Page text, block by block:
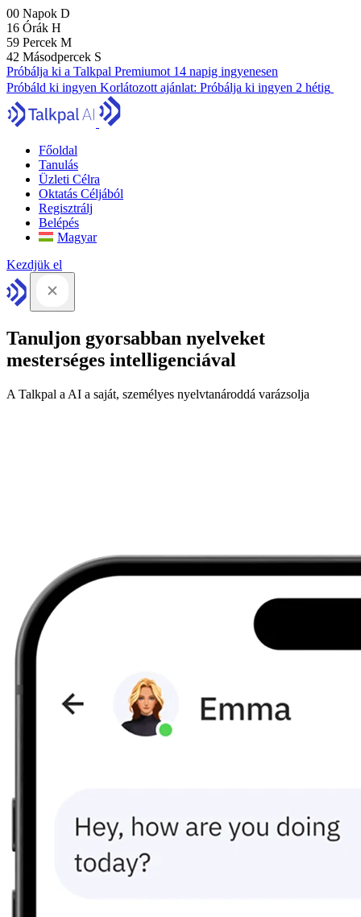
00 Napok D
16 Órák H
59 Percek M
41 Másodpercek S
Próbálja ki a Talkpal Premiumot 14 napig ingyenesen
Próbáld ki ingyen Korlátozott ajánlat: Próbálja ki ingyen 2 hétig
Főoldal
Tanulás
Üzleti Célra
Oktatás Céljából
Regisztrálj
Belépés
Magyar
Kezdjük el
Tanuljon gyorsabban nyelveket
mesterséges intelligenciával
A Talkpal a AI a saját, személyes nyelvtanároddá varázsolja